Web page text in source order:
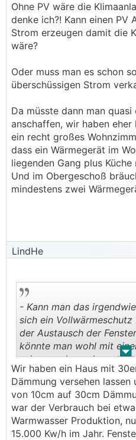
- Zwecks PV, also quasi
Strombedarf fast
und den Rest verkaufen,
Anbieter her rentiert.
Ohne PV wäre die
denke ich?! Kann einen PV
Strom erzeugen damit die
wäre?
Oder muss man es schon
überschüssigen Strom
Da müsste dann man
anschaffen, wir haben eher
ein recht großes
dass ein Wärmegerät im
liegenden Gang plus
Und im Obergeschoß
mindestens zwei
LindHe
. .
- Kann man das
sich ein
der Austausch der
könnte man wohl mit
schauen ob es eher an
beidem liegt.
Wir haben ein Haus mit
Dämmung versehen
von 10cm auf 30cm
war der Verbrauch bei
Warmwasser Produktion,
15.000 Kw/h im Jahr.